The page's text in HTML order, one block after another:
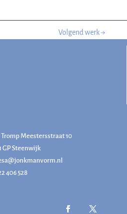
Volgend werk→
Tromp Meestersstraat 10
GP Steenwijk
406 528